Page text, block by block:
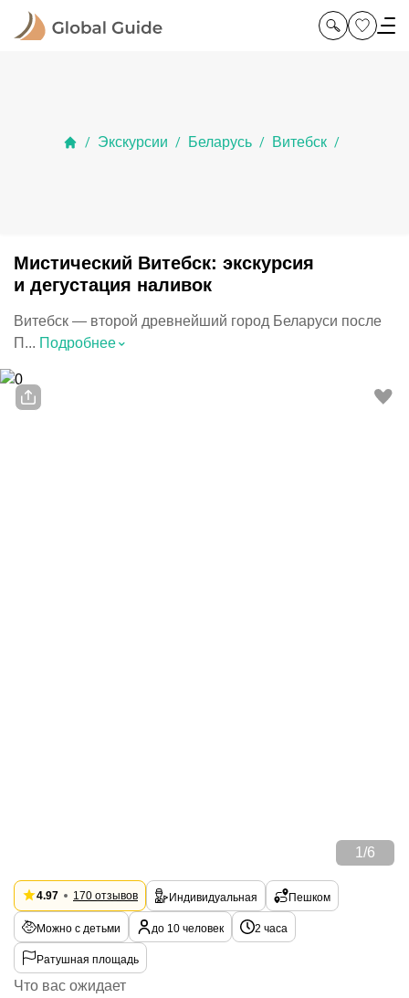
/ Экскурсии / Беларусь / Витебск /
Мистический Витебск: экскурсия
и дегустация наливок
Витебск — второй древнейший город Беларуси после
П... Подробнее⌃
1 /6
4.97 170 отзывов Индивидуальная Пешком
Можно с детьми до 10 человек 2 часа
Ратушная площадь
Что вас ожидает